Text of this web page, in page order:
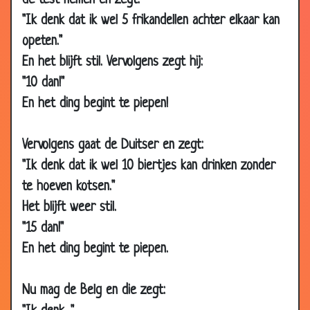
"Ik denk dat ik wel 5 frikandellen achter elkaar kan
opeten."
En het blijft stil. Vervolgens zegt hij:
"10 dan!"
En het ding begint te piepen!
Vervolgens gaat de Duitser en zegt:
"Ik denk dat ik wel 10 biertjes kan drinken zonder
te hoeven kotsen."
Het blijft weer stil.
"15 dan!"
En het ding begint te piepen.
Nu mag de Belg en die zegt:
2010
Politie vacature
06 May
2010
06 May
2010
2010
13 Feb
2010
Een Belg en een Nederlander verven de
muur
3.28
05 Dec
2009
In een winkel
17 Nov
2 treinkaartjes
27 Oct
2009
Oor